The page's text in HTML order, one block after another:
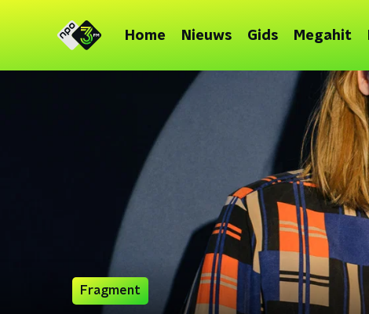
Home Nieuws Gids Megahit
Fragment